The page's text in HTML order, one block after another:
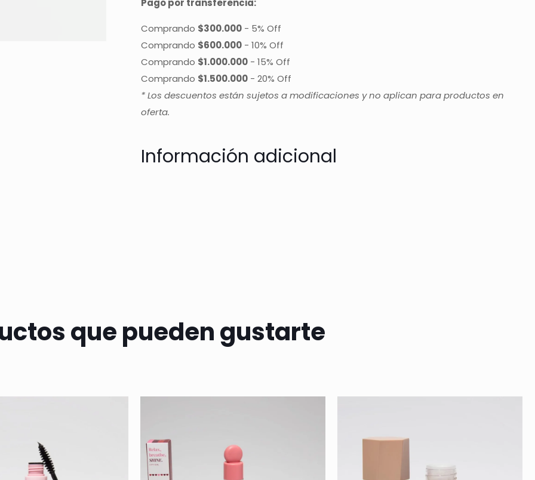
Pago por transferencia:
Comprando $300.000 - 5% Off
Comprando $600.000 - 10% Off
Comprando $1.000.000 - 15% Off
Comprando $1.500.000 - 20% Off
* Los descuentos están sujetos a modificaciones y no aplican para productos en
oferta.
Información adicional
que pueden gustarte